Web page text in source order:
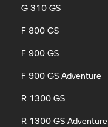
G 310 GS
F 800 GS
F 900 GS
F 900 GS Adventure
R 1300 GS
R 1300 GS Adventure